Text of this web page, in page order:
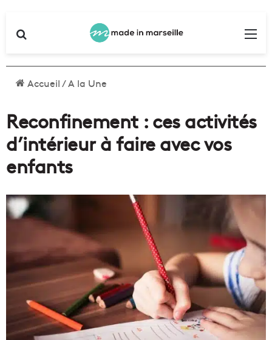
Accueil/A la Une
Reconfinement : ces activités
d’intérieur à faire avec vos
enfants